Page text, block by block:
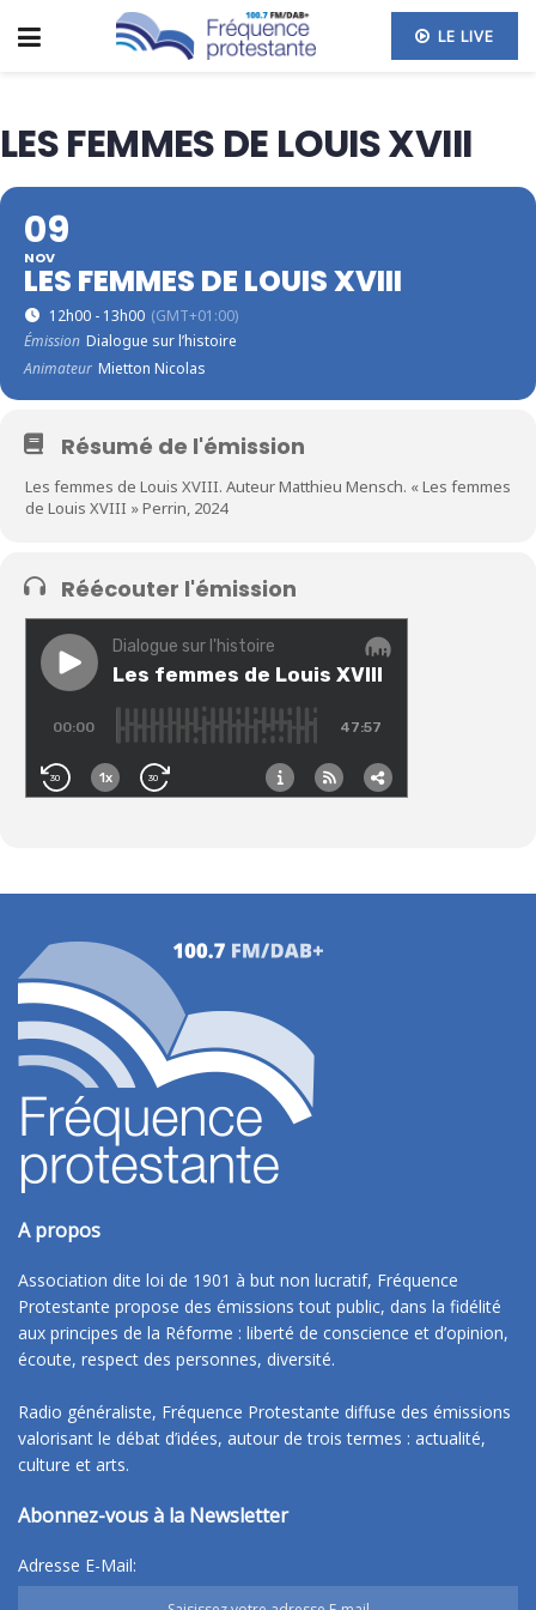
LE LIVE
LES FEMMES DE LOUIS XVIII
09
NOV
LES FEMMES DE LOUIS XVIII
12h00 - 13h00 (GMT+01:00)
Émission Dialogue sur l’histoire
Animateur Mietton Nicolas
Résumé de l'émission
Les femmes de Louis XVIII. Auteur Matthieu Mensch. « Les femmes
de Louis XVIII » Perrin, 2024
Réécouter l'émission
A propos
Association dite loi de 1901 à but non lucratif, Fréquence
Protestante propose des émissions tout public, dans la fidélité
aux principes de la Réforme : liberté de conscience et d’opinion,
écoute, respect des personnes, diversité.
Radio généraliste, Fréquence Protestante diffuse des émissions
valorisant le débat d’idées, autour de trois termes : actualité,
culture et arts.
Abonnez-vous à la Newsletter
Adresse E-Mail: